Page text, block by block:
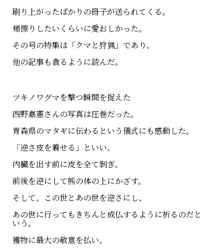
刷り上がったばかりの冊子が送られてくる。
頬擦りしたいくらいに愛おしかった。
その号の特集は「クマと狩猟」であり、
他の記事も貪るように読んだ。
ツキノワグマを撃つ瞬間を捉えた
西野嘉憲さんの写真は圧巻だった。
青森県のマタギに伝わるという儀式にも感動した。
「逆さ皮を着せる」といい、
内臓を出す前に皮を全て剝ぎ、
前後を逆にして熊の体の上にかざす。
そして、この世とあの世を逆さにし、
あの世に行ってもきちんと成仏するように祈るのだと
いう。
獲物に最大の敬意を払い、